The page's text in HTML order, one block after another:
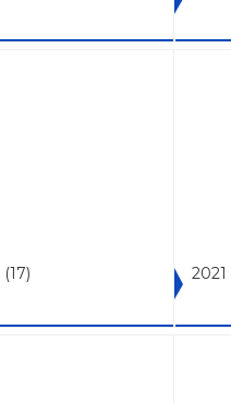
(17) 2021